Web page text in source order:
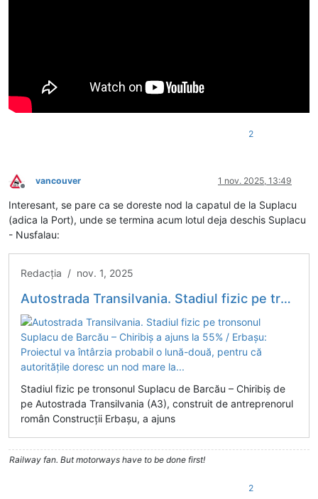
2
Deconectat
vancouver 1 nov. 2025, 13:49
Interesant, se pare ca se doreste nod la capatul de la Suplacu
(adica la Port), unde se termina acum lotul deja deschis Suplacu
- Nusfalau:
Redacția / nov. 1, 2025
Autostrada Transilvania. Stadiul fizic pe tronsonul Suplacu de Barcău – Chiribiş a ajuns la 55% / Erbașu: Proiectul va întârzia probabil o lună-două, pentru că autoritățile doresc un nod mare la...
Stadiul fizic pe tronsonul Suplacu de Barcău – Chiribiş de
pe Autostrada Transilvania (A3), construit de antreprenorul
român Construcţii Erbaşu, a ajuns
Railway fan. But motorways have to be done first!
2